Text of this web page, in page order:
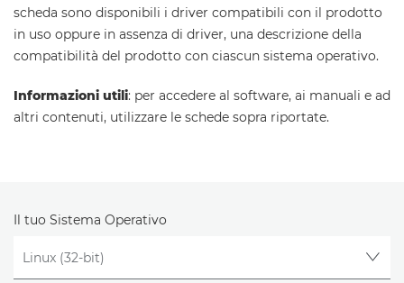
scheda sono disponibili i driver compatibili con il prodotto
in uso oppure in assenza di driver, una descrizione della
compatibilità del prodotto con ciascun sistema operativo.
Informazioni utili: per accedere al software, ai manuali e ad
altri contenuti, utilizzare le schede sopra riportate.
Il tuo Sistema Operativo